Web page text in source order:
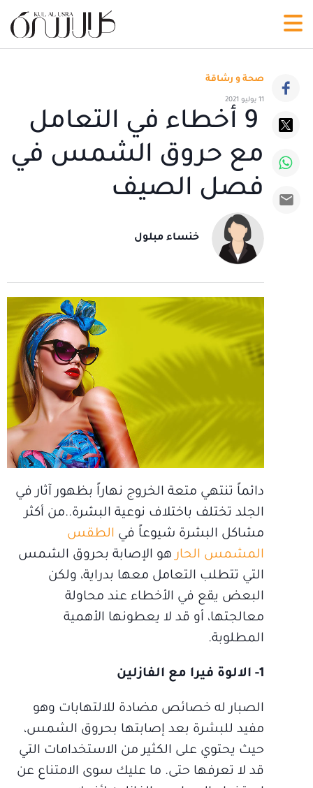
صحة و رشاقة
11 يوليو 2021
9 أخطاء في التعامل
مع حروق الشمس في
فصل الصيف
خنساء مبلول
دائماً تنتهي متعة الخروج نهاراً بظهور آثار في
الجلد تختلف باختلاف نوعية البشرة..من أكثر
مشاكل البشرة شيوعاً في الطقس
المشمس الحار هو الإصابة بحروق الشمس
التي تتطلب التعامل معها بدراية، ولكن
البعض يقع في الأخطاء عند محاولة
معالجتها، أو قد لا يعطونها الأهمية
المطلوبة.
1- الالوة فيرا مع الفازلين
الصبار له خصائص مضادة للالتهابات وهو
مفيد للبشرة بعد إصابتها بحروق الشمس،
حيث يحتوي على الكثير من الاستخدامات التي
قد لا تعرفها حتى. ما عليك سوى الامتناع عن